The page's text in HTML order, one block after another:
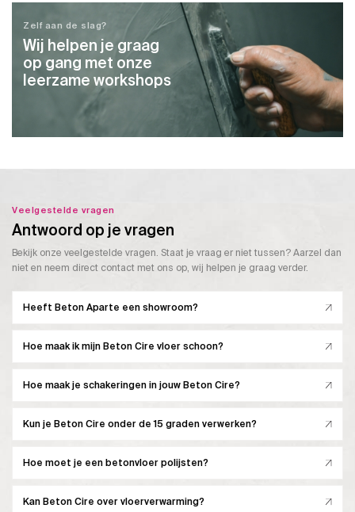
Zelf aan de slag?
Wij helpen je graag
op gang met onze
leerzame workshops
Veelgestelde vragen
Antwoord op je vragen
Bekijk onze veelgestelde vragen. Staat je vraag er niet tussen? Aarzel dan
niet en neem direct contact met ons op, wij helpen je graag verder.
Heeft Beton Aparte een showroom?
Hoe maak ik mijn Beton Cire vloer schoon?
Hoe maak je schakeringen in jouw Beton Cire?
Kun je Beton Cire onder de 15 graden verwerken?
Hoe moet je een betonvloer polijsten?
Kan Beton Cire over vloerverwarming?